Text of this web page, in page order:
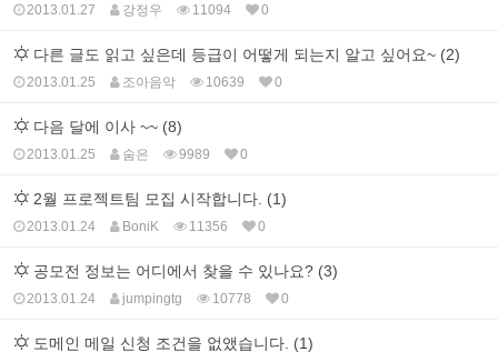
2013.01.27 강정우 11094 0
다른 글도 읽고 싶은데 등급이 어떻게 되는지 알고 싶어요~ (2)
2013.01.25 조아음악 10639 0
다음 달에 이사 ~~ (8)
2013.01.25 숨은 9989 0
2월 프로젝트팀 모집 시작합니다. (1)
2013.01.24 BoniK 11356 0
공모전 정보는 어디에서 찾을 수 있나요? (3)
2013.01.24 jumpingtg 10778 0
도메인 메일 신청 조건을 없앴습니다. (1)